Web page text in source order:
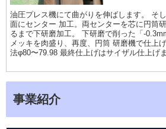
油圧プレス機にて曲がりを伸ばします。 そ
面にセンター 加工。両センターを芯に円筒
るまで下研磨加工。 下研磨で削った「-
メッキを肉盛り、再度、円筒 研磨機で仕上
法φ80〜79.98 最終仕上げはサイザル仕上げ
事業紹介